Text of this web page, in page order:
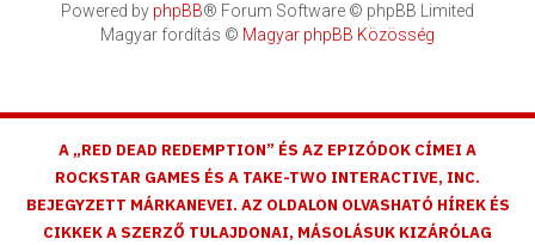
Powered by phpBB® Forum Software © phpBB Limited
Magyar fordítás © Magyar phpBB Közösség
A „RED DEAD REDEMPTION” ÉS AZ EPIZÓDOK CÍMEI A
ROCKSTAR GAMES ÉS A TAKE-TWO INTERACTIVE, INC.
BEJEGYZETT MÁRKANEVEI. AZ OLDALON OLVASHATÓ HÍREK ÉS
CIKKEK A SZERZŐ TULAJDONAI, MÁSOLÁSUK KIZÁRÓLAG